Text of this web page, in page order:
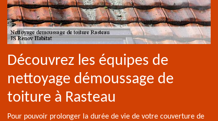
Découvrez les équipes de
nettoyage démoussage de
toiture à Rasteau
Pour pouvoir prolonger la durée de vie de votre couverture de